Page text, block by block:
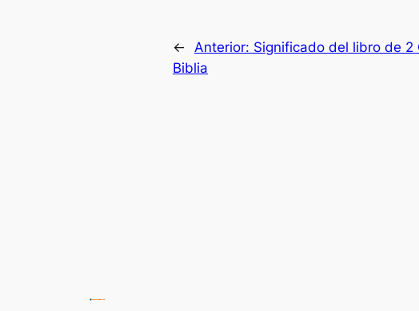
← Anterior: Significado del libro de 2
Biblia